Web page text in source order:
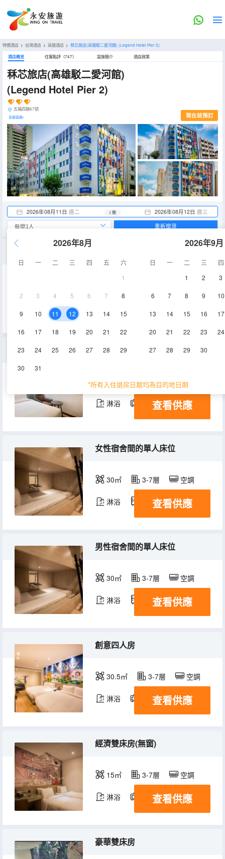
特價酒店 > 台灣酒店 > 高雄酒店 > 秝芯旅店(高雄駁二愛河館) (Legend Hotel Pier 2)
酒店概览 住客點評（747） 設施簡介 酒店政策
秝芯旅店(高雄駁二愛河館)
(Legend Hotel Pier 2)
五福四路67號
全部設施> 現在就預訂
2026年08月11日 週二 2026年08月12日 週三
1 晚
2026年8月
日 一 二 三 四 五
六
1
2 3 4 5 6 7 8
9 10 11 12 13 14 15
16 17 18 19 20 21 22
23 24 25 26 27 28 29
30 31
2026年9月
日 一 二 三
四
1
2 3
6 7 8 9 10
13 14 15 16 17
20 21 22 23 24
27 28 29 30
*所有入住退房日期均為目的地日期
重新搜尋
30.5㎡ 空調
三人房
21.5㎡ 3-7層 空調
淋浴 電視機 冰箱
查看供應
女性宿舍間的單人床位
30㎡ 3-7層 空調
淋浴 冰箱查看供應
男性宿舍間的單人床位
30㎡ 3-7層 空調
淋浴 冰箱查看供應
創意四人房
30.5㎡ 3-7層 空調
淋浴 電視機 冰箱
查看供應
經濟雙床房(無窗)
15㎡ 3-7層 空調
淋浴 電視機 冰箱
查看供應
豪華雙床房